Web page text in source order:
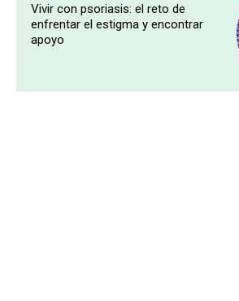
Vivir con psoriasis: el reto de
enfrentar el estigma y encontrar
apoyo